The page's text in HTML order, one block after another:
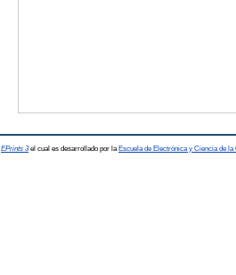
EPrints 3el cual es desarrollado por la Escuela de Electrónica y Ciencia de la